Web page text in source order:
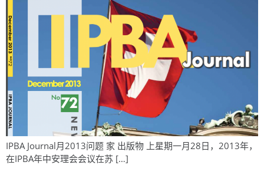
IPBA Journal月2013问题 家 出版物 上星期一月28日，2013年，
在IPBA年中安理会会议在苏 […]